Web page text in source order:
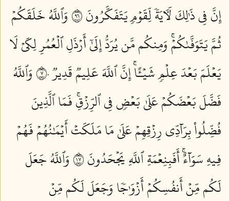
إِنَّ فِي ذَٰلِكَ لَأٓيَةٗ لِّقَوۡمٖ يَتَفَكَّرُونَ ٦٩
وَٱللَّهُ خَلَقَكُمۡ
ثُمَّ يَتَوَفَّىٰكُمۡۚ وَمِنكُم مَّن يُرَدُّ إِلَىٰٓ أَرۡذَلِ ٱلۡعُمُرِ لِكَيۡ لَا
يَعۡلَمَ بَعۡدَ عِلۡمٖ شَيۡـًٔاۚ إِنَّ ٱللَّهَ عَلِيمٞ قَدِيرٞ ٧٠
وَٱللَّهُ
فَضَّلَ بَعۡضَكُمۡ عَلَىٰ بَعۡضٖ فِي ٱلرِّزۡقِۚ فَمَا ٱلَّذِينَ
فُضِّلُواْ بِرَآدِّي رِزۡقِهِمۡ عَلَىٰ مَا مَلَكَتۡ أَيۡمَٰنُهُمۡ فَهُمۡ
فِيهِ سَوَآءٌۚ أَفَبِنِعۡمَةِ ٱللَّهِ يَجۡحَدُونَ ٧١
وَٱللَّهُ جَعَلَ
لَكُم مِّنۡ أَنفُسِكُمۡ أَزۡوَٰجٗا وَجَعَلَ لَكُم مِّنۡ